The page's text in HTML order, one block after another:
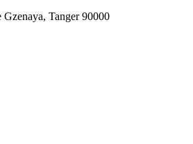
Tanger 90000